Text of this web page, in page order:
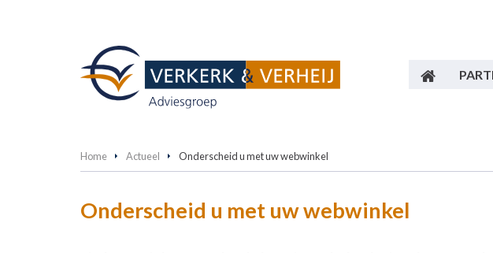
Home Actueel Onderscheid u met uw webwinkel
Onderscheid u met uw webwinkel